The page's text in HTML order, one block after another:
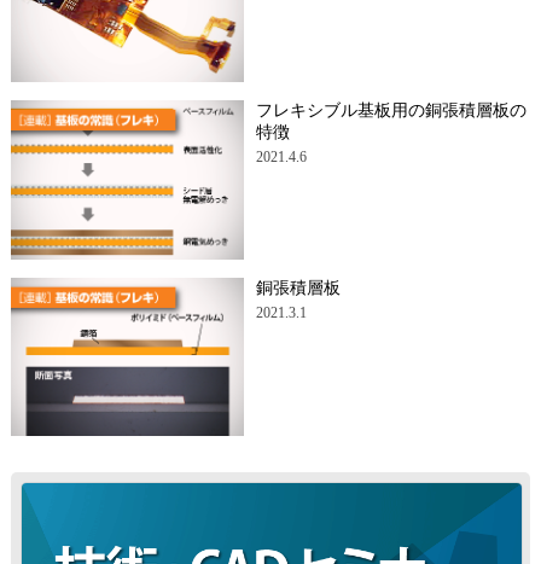
フレキシブル基板用の銅張積層板の
特徴
2021.4.6
銅張積層板
2021.3.1